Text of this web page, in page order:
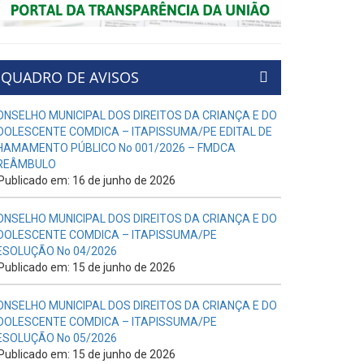
QUADRO DE AVISOS
MUNICIPAL DOS DIREITOS DA CRIANÇA E DO
COMDICA – ITAPISSUMA/PE EDITAL DE
PÚBLICO No 001/2026 – FMDCA
Publicado em: 16 de junho de 2026
MUNICIPAL DOS DIREITOS DA CRIANÇA E DO
COMDICA – ITAPISSUMA/PE
No 04/2026
Publicado em: 15 de junho de 2026
MUNICIPAL DOS DIREITOS DA CRIANÇA E DO
COMDICA – ITAPISSUMA/PE
No 05/2026
Publicado em: 15 de junho de 2026